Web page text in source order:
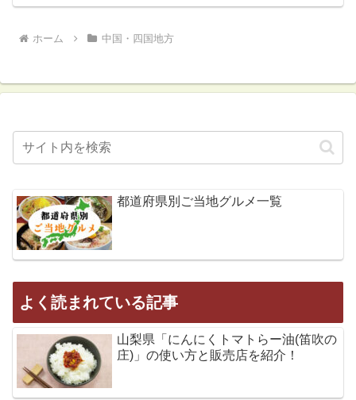
ホーム 中国・四国地方
都道府県別ご当地グルメ一覧
よく読まれている記事
山梨県「にんにくトマトらー油(笛吹の
庄)」の使い方と販売店を紹介！